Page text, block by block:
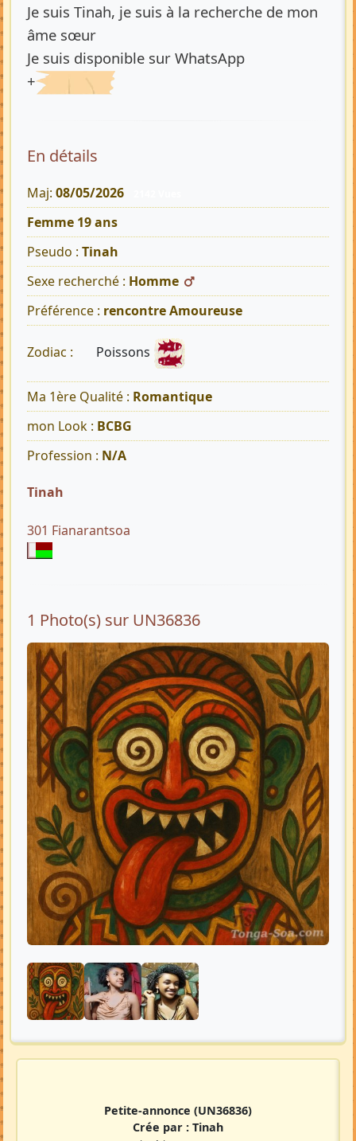
Je suis Tinah, je suis à la recherche de mon
âme sœur
Je suis disponible sur WhatsApp
+
En détails
Maj: 08/05/2026
Femme 19 ans
Pseudo : Tinah
Sexe recherché : Homme
Préférence : rencontre Amoureuse
Zodiac : Poissons
Ma 1ère Qualité : Romantique
mon Look : BCBG
Profession : N/A
Tinah
301 Fianarantsoa
1 Photo(s) sur UN36836
Petite-annonce (UN36836)
Crée par : Tinah